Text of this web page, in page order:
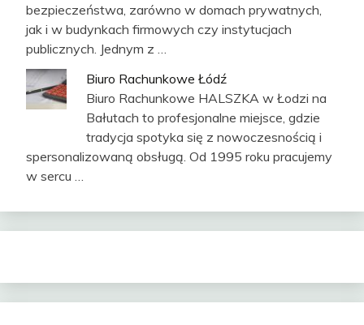
bezpieczeństwa, zarówno w domach prywatnych,
jak i w budynkach firmowych czy instytucjach
publicznych. Jednym z …
Biuro Rachunkowe Łódź
Biuro Rachunkowe HALSZKA w Łodzi na
Bałutach to profesjonalne miejsce, gdzie
tradycja spotyka się z nowoczesnością i
spersonalizowaną obsługą. Od 1995 roku pracujemy
w sercu …